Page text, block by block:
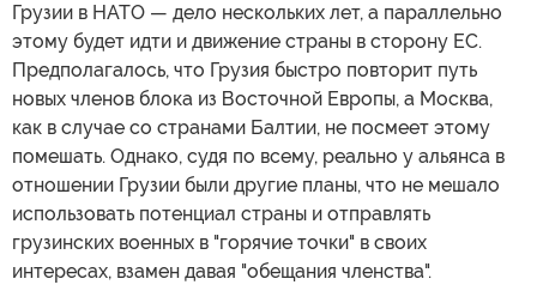
Грузии в НАТО — дело нескольких лет, а параллельно
этому будет идти и движение страны в сторону ЕС.
Предполагалось, что Грузия быстро повторит путь
новых членов блока из Восточной Европы, а Москва,
как в случае со странами Балтии, не посмеет этому
помешать. Однако, судя по всему, реально у альянса в
отношении Грузии были другие планы, что не мешало
использовать потенциал страны и отправлять
грузинских военных в "горячие точки" в своих
интересах, взамен давая "обещания членства".